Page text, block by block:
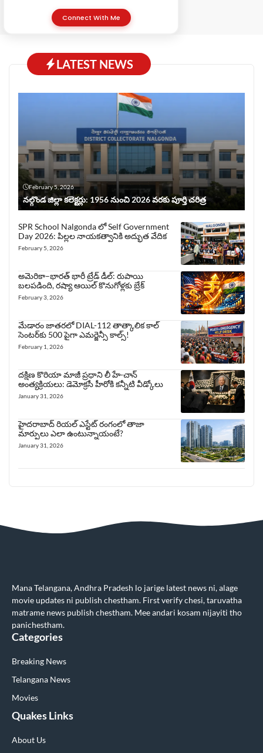
Connect With Me
LATEST NEWS
February 5, 2026
నల్గొండ జిల్లా కలెక్టర్లు: 1956 నుంచి 2026 వరకు పూర్తి చరిత్ర
SPR School Nalgonda లో Self Government
Day 2026: పిల్లల నాయకత్వానికి అద్భుత వేదిక
February 5, 2026
అమెరికా–భారత్ భారీ ట్రేడ్ డీల్: రుపాయి
బలపడింది, రష్యా ఆయిల్ కొనుగోళ్లకు బ్రేక్
February 3, 2026
మేడారం జాతరలో DIAL-112 తాత్కాలిక కాల్
సెంటర్‌కు 500 పైగా ఎమర్జెన్సీ కాల్స్!
February 1, 2026
దక్షిణ కొరియా మాజీ ప్రధాని లీ హే-చాన్
అంత్యక్రియలు: డెమోక్రసీ హీరోకి కన్నీటి వీడ్కోలు
January 31, 2026
హైదరాబాద్ రియల్ ఎస్టేట్ రంగంలో తాజా
మార్పులు ఎలా ఉంటున్నాయంటే?
January 31, 2026
Mana Telangana, Andhra Pradesh lo jarige latest news ni, alage
movie updates ni publish chestham. First verify chesi, taruvatha
matrame news publish chestham. Mee andari kosam nijayiti tho
panichestham.
Categories
Breaking News
Telangana News
Movies
Quakes Links
About Us